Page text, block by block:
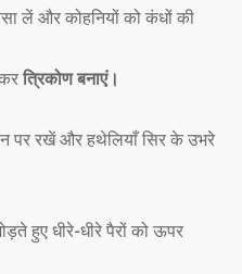
लें और कोहनियों को कंधों की
त्रिकोण बनाएं।
पर रखें और हथेलियाँ सिर के उभरे
हुए धीरे-धीरे पैरों को ऊपर